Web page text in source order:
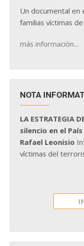
Un documental en
familias víctimas
más información...
NOTA
LA ESTRATEGIA
silencio en el
Rafael Leonisio
víctimas del